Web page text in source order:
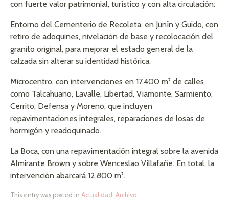
con fuerte valor patrimonial, turístico y con alta circulación:
Entorno del Cementerio de Recoleta, en Junín y Guido, con
retiro de adoquines, nivelación de base y recolocación del
granito original, para mejorar el estado general de la
calzada sin alterar su identidad histórica.
Microcentro, con intervenciones en 17.400 m² de calles
como Talcahuano, Lavalle, Libertad, Viamonte, Sarmiento,
Cerrito, Defensa y Moreno, que incluyen
repavimentaciones integrales, reparaciones de losas de
hormigón y readoquinado.
La Boca, con una repavimentación integral sobre la avenida
Almirante Brown y sobre Wenceslao Villafañe. En total, la
intervención abarcará 12.800 m².
This entry was posted in Actualidad , Archivo.